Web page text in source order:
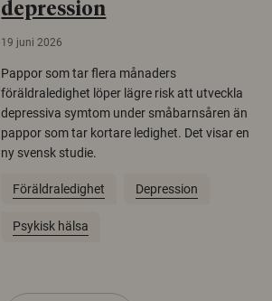
depression
19 juni 2026
Pappor som tar flera månaders
föräldraledighet löper lägre risk att utveckla
depressiva symtom under småbarnsåren än
pappor som tar kortare ledighet. Det visar en
ny svensk studie.
Föräldraledighet Depression
Psykisk hälsa